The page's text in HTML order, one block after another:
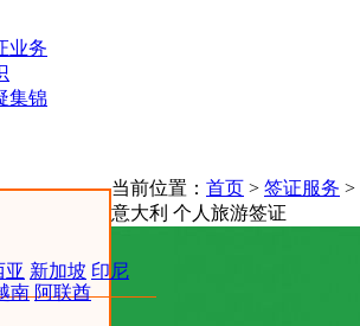
业务
集锦
亚 新加坡 印尼
南 阿联酋
当前位置： 首页 > 签证服务 >
意大利 个人旅游签证